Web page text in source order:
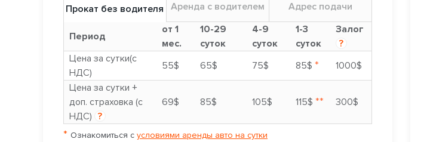
Прокат без водителя Аренда с водителем Адрес подачи
Период
от 1
мес.
10-29
суток
4-9
суток
1-3
суток
Залог
?
Цена за сутки(с
НДС)
55$ 65$ 75$ 85$ *
1000$
Цена за сутки +
доп. страховка (с
НДС) ?
69$ 85$ 105$ 115$ ** 300$
* Ознакомиться с условиями аренды авто на сутки